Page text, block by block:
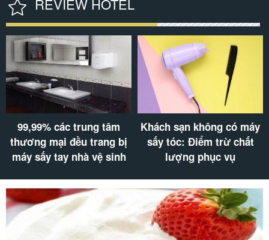
REVIEW HOTEL
99,99% các trung tâm
thương mại đều trang bị
máy sấy tay nhà vệ sinh
Khách sạn không có máy
sấy tóc: Điểm trừ chất
lượng phục vụ